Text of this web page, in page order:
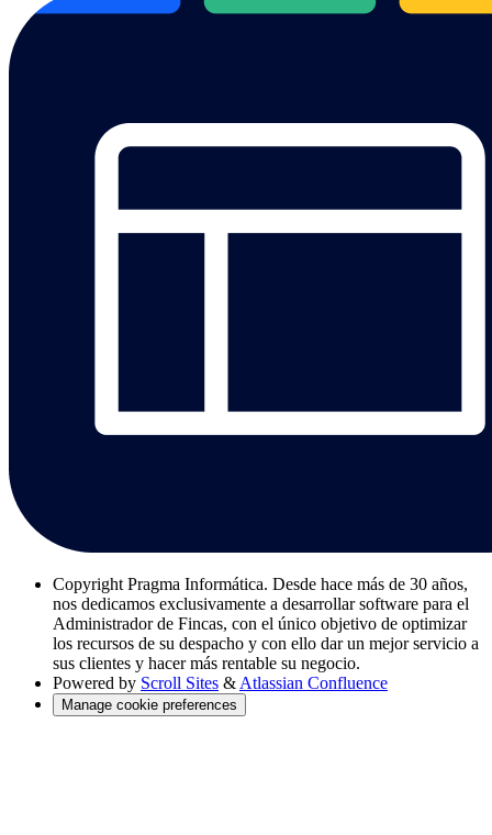
Copyright Pragma Informática. Desde hace más de 30 años,
nos dedicamos exclusivamente a desarrollar software para el
Administrador de Fincas, con el único objetivo de optimizar
los recursos de su despacho y con ello dar un mejor servicio a
sus clientes y hacer más rentable su negocio.
Powered by Scroll Sites & Atlassian Confluence
Manage cookie preferences